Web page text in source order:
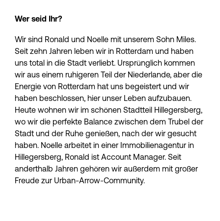
Wer seid Ihr?
Wir sind Ronald und Noëlle mit unserem Sohn Miles.
Seit zehn Jahren leben wir in Rotterdam und haben
uns total in die Stadt verliebt. Ursprünglich kommen
wir aus einem ruhigeren Teil der Niederlande, aber die
Energie von Rotterdam hat uns begeistert und wir
haben beschlossen, hier unser Leben aufzubauen.
Heute wohnen wir im schönen Stadtteil Hillegersberg,
wo wir die perfekte Balance zwischen dem Trubel der
Stadt und der Ruhe genießen, nach der wir gesucht
haben. Noëlle arbeitet in einer Immobilienagentur in
Hillegersberg, Ronald ist Account Manager. Seit
anderthalb Jahren gehören wir außerdem mit großer
Freude zur Urban-Arrow-Community.